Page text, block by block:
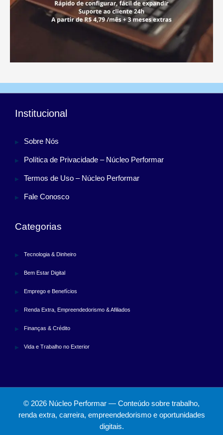
Institucional
Sobre Nós
Política de Privacidade – Núcleo Performar
Termos de Uso – Núcleo Performar
Fale Conosco
Categorias
Tecnologia & Dinheiro
Bem Estar Digital
Emprego e Benefícios
Renda Extra, Empreendedorismo & Afiliados
Finanças & Crédito
Vida e Trabalho no Exterior
© 2026 Núcleo Performar — Conteúdo sobre trabalho,
renda extra, carreira, empreendedorismo e oportunidades
digitais.